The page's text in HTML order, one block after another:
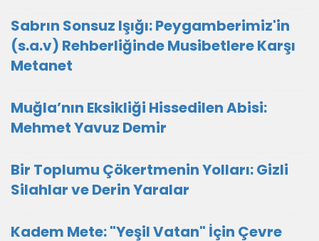
Sabrın Sonsuz Işığı: Peygamberimiz'in
(s.a.v) Rehberliğinde Musibetlere Karşı
Metanet
Muğla’nın Eksikliği Hissedilen Abisi:
Mehmet Yavuz Demir
Bir Toplumu Çökertmenin Yolları: Gizli
Silahlar ve Derin Yaralar
Kadem Mete: "Yeşil Vatan" İçin Çevre